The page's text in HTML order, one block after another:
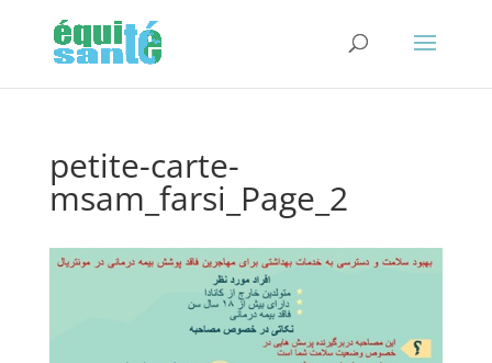
petite-carte-
msam_farsi_Page_2